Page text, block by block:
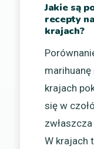
Jakie są
recepty
krajach?
krajach
się w
W krajach